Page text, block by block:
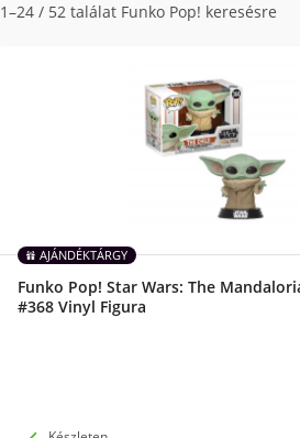
1–24 / 52 találat Funko Pop! keresésre
AJÁNDÉKTÁRGY
Funko Pop! Star Wars: The
#368 Vinyl Figura